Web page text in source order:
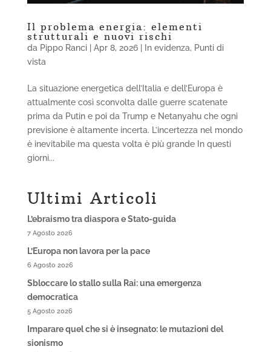
Il problema energia: elementi
strutturali e nuovi rischi
da Pippo Ranci| Apr 8, 2026| In evidenza, Punti di
vista
La situazione energetica dell’Italia e dell’Europa è
attualmente così sconvolta dalle guerre scatenate
prima da Putin e poi da Trump e Netanyahu che ogni
previsione è altamente incerta. L’incertezza nel mondo
è inevitabile ma questa volta è più grande In questi
giorni...
Ultimi Articoli
L’ebraismo tra diaspora e Stato-guida
7 Agosto 2026
L’Europa non lavora per la pace
6 Agosto 2026
Sbloccare lo stallo sulla Rai: una emergenza
democratica
5 Agosto 2026
Imparare quel che si è insegnato: le mutazioni del
sionismo